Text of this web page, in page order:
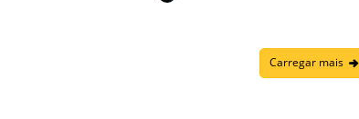
Carregar mais